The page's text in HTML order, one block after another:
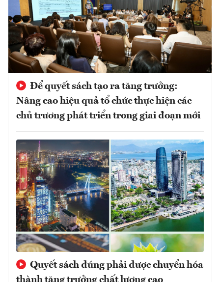
Để quyết sách tạo ra tăng trưởng:
Nâng cao hiệu quả tổ chức thực hiện các
chủ trương phát triển trong giai đoạn mới
Quyết sách đúng phải được chuyển hóa
thành tăng trưởng chất lượng cao